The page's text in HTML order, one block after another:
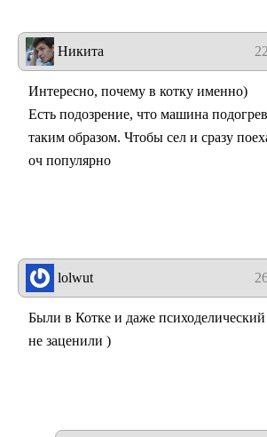
Никита
Интересно, почему в котку именно)
Есть подозрение, что машина
таким образом. Чтобы сел и сразу
оч популярно
lolwut
Были в Котке и даже
не заценили )